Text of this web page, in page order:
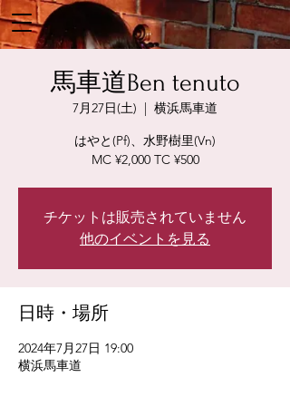
馬車道Ben tenuto
7月27日(土)
  |
横浜馬車道
はやと(Pf)、水野樹里(Vn)
MC ¥2,000 TC ¥500
チケットは販売されていません
他のイベントを見る
日時・場所
2024年7月27日 19:00
横浜馬車道